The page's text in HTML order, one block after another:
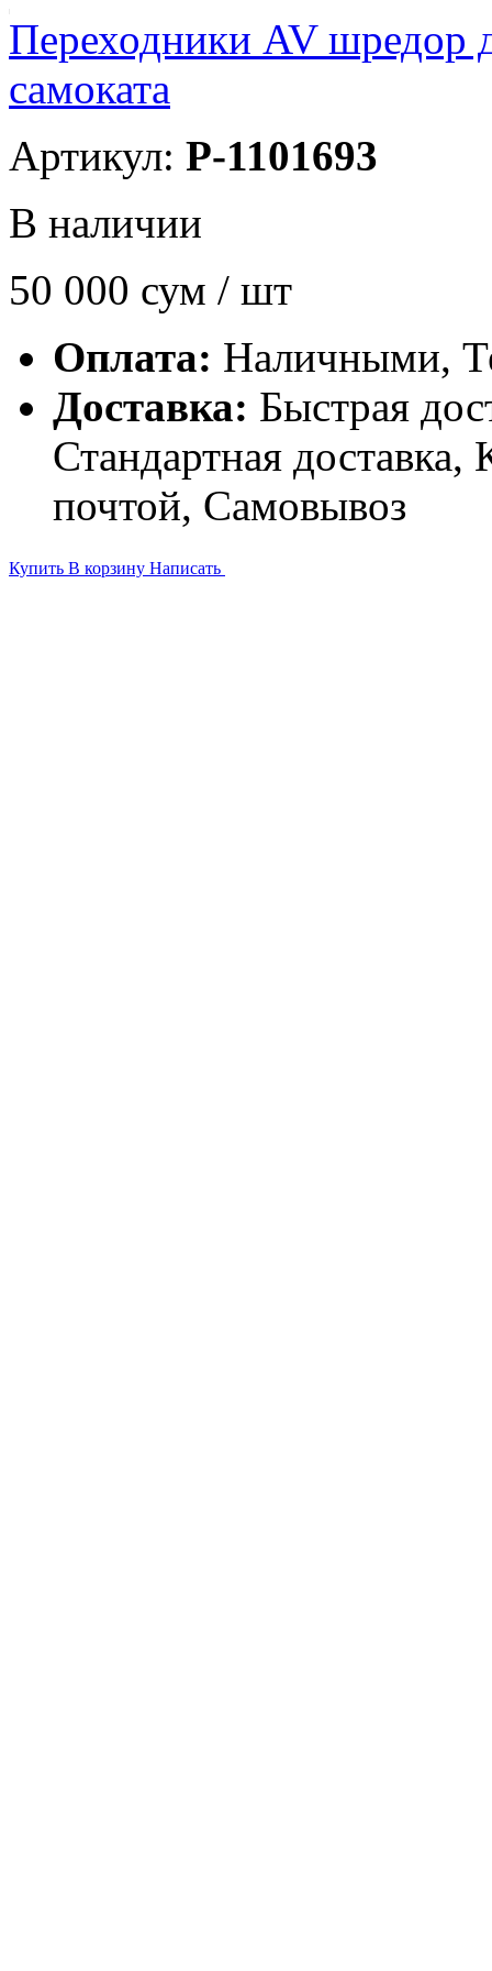
Переходники AV шредор
самоката
Артикул: P-1101693
В наличии
50 000 сум / шт
Оплата: Наличными,
Доставка: Быстрая
Стандартная доставка,
почтой, Самовывоз
Купить В корзину Написать